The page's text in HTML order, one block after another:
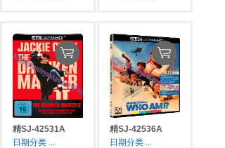
精SJ-42531A
日期分类 ...
精SJ-42536A
日期分类 ...